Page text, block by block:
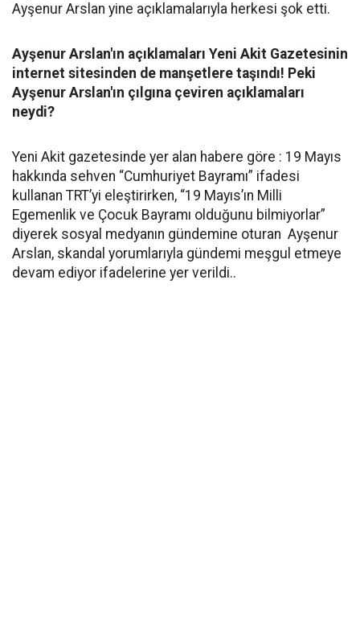
Ayşenur Arslan yine açıklamalarıyla herkesi şok etti.
Ayşenur Arslan'ın açıklamaları Yeni Akit Gazetesinin
internet sitesinden de manşetlere taşındı! Peki
Ayşenur Arslan'ın çılgına çeviren açıklamaları
neydi?
Yeni Akit gazetesinde yer alan habere göre : 19 Mayıs
hakkında sehven “Cumhuriyet Bayramı” ifadesi
kullanan TRT’yi eleştirirken, “19 Mayıs’ın Milli
Egemenlik ve Çocuk Bayramı olduğunu bilmiyorlar”
diyerek sosyal medyanın gündemine oturan Ayşenur
Arslan, skandal yorumlarıyla gündemi meşgul etmeye
devam ediyor ifadelerine yer verildi..